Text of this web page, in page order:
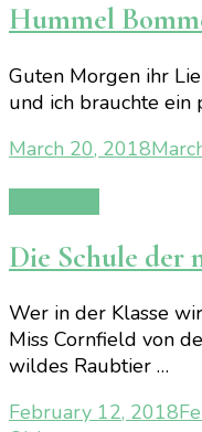
Hummel
Guten Morgen ihr
und ich brauchte ein
March 20, 2018
Die Schule der
Wer in der Klasse
Miss Cornfield von
wildes Raubtier …
February 12, 2018